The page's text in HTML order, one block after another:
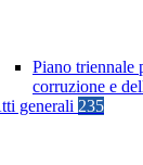
Piano triennale
corruzione e
generali 235